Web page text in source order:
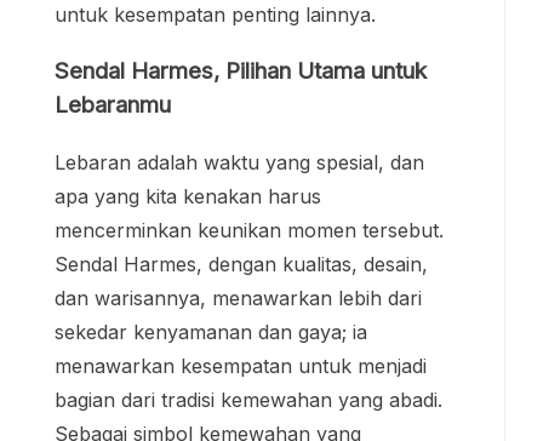
untuk kesempatan penting lainnya.
Sendal Harmes, Pilihan Utama untuk
Lebaranmu
Lebaran adalah waktu yang spesial, dan
apa yang kita kenakan harus
mencerminkan keunikan momen tersebut.
Sendal Harmes, dengan kualitas, desain,
dan warisannya, menawarkan lebih dari
sekedar kenyamanan dan gaya; ia
menawarkan kesempatan untuk menjadi
bagian dari tradisi kemewahan yang abadi.
Sebagai simbol kemewahan yang